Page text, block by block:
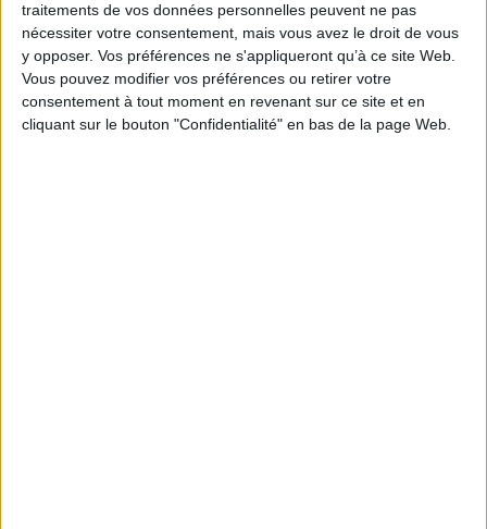
traitements de vos données personnelles peuvent ne pas
nécessiter votre consentement, mais vous avez le droit de vous
y opposer. Vos préférences ne s'appliqueront qu’à ce site Web.
Vous pouvez modifier vos préférences ou retirer votre
consentement à tout moment en revenant sur ce site et en
cliquant sur le bouton "Confidentialité" en bas de la page Web.
Archivage physique et électronique : enjeux, méthodes et
outils
Stratégie data : tirez profit de l’intelligence des
données